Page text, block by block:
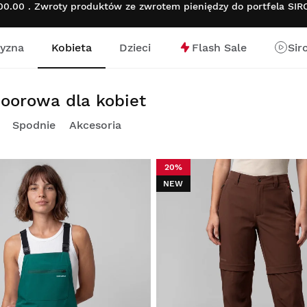
. Zwroty produktów ze zwrotem pieniędzy do portfela
Kobieta Dzieci Flash Sale
dla kobiet
Spodnie Akcesoria
20%
NEW